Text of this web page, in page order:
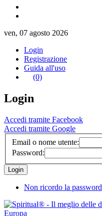
ven, 07 agosto 2026
Login
Registrazione
Guida all'uso
(0)
Login
Accedi tramite Facebook
Accedi tramite Google
Email o nome utente:
Password:
Non ricordo la password